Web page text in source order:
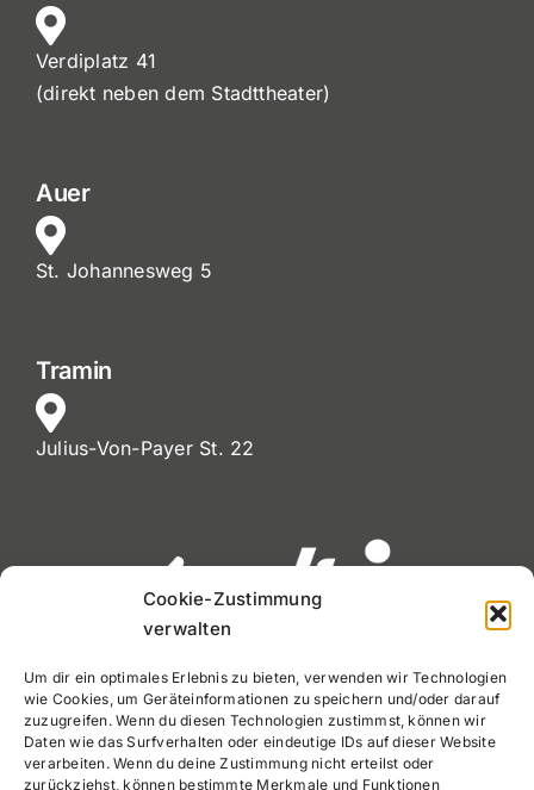
Cookie-Zustimmung
verwalten
Um dir ein optimales Erlebnis zu bieten, verwenden wir Technologien
wie Cookies, um Geräteinformationen zu speichern und/oder darauf
zuzugreifen. Wenn du diesen Technologien zustimmst, können wir
Daten wie das Surfverhalten oder eindeutige IDs auf dieser Website
verarbeiten. Wenn du deine Zustimmung nicht erteilst oder
zurückziehst, können bestimmte Merkmale und Funktionen
Verdiplatz 41
(direkt neben dem Stadttheater)
Auer
St. Johannesweg 5
Tramin
Julius-Von-Payer St. 22
MwSt. Nr. 02720900212
Tel:+39 0471 971030